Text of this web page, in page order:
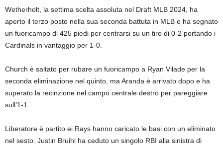
Wetherholt, la settima scelta assoluta nel Draft MLB 2024, ha
aperto il terzo posto nella sua seconda battuta in MLB e ha segnato
un fuoricampo di 425 piedi per centrarsi su un tiro di 0-2 portando i
Cardinals in vantaggio per 1-0.
Church è saltato per rubare un fuoricampo a Ryan Vilade per la
seconda eliminazione nel quinto, ma Aranda è arrivato dopo e ha
superato la recinzione nel campo centrale destro per pareggiare
sull’1-1.
Liberatore è partito ei Rays hanno caricato le basi con un eliminato
nel sesto. Justin Bruihl ha ceduto un singolo RBI alla sinistra di